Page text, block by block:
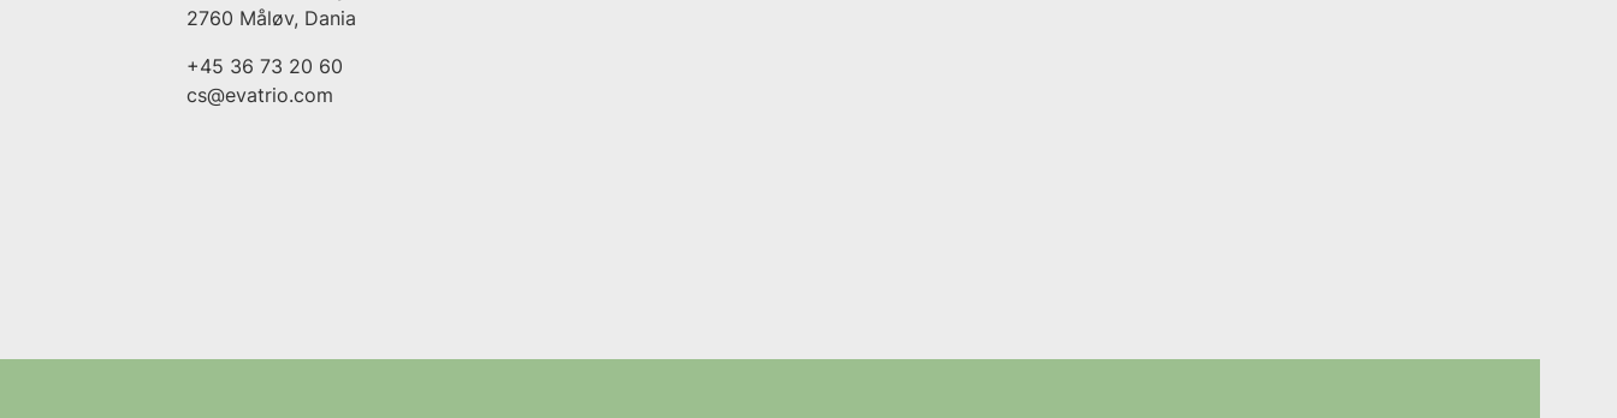
2760 Måløv, Dania
+45 36 73 20 60
cs@evatrio.com